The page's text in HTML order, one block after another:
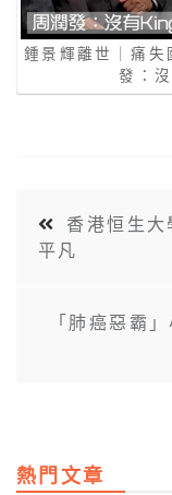
鍾景輝離世｜痛失
發：
香港恒生
平凡
「肺癌惡霸
熱門文章